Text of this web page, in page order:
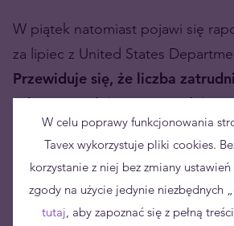
W piątek natomiast pojawi się
za lipiec z United States
Przewiduje się, że liczba
sektorem rolniczym) wzrośnie o
po wzroście o 4,8 mln w
prognoza nie jest jednak w pełni
istnieje prawdopodobieństwo, że
dane okażą się niezgodne ze
W celu poprawy funkcjonowania
Tavex wykorzystuje pliki cookies.
korzystanie z niej bez zmiany
zgody na użycie jedynie niezbędnych
tutaj, aby zapoznać się z pełną